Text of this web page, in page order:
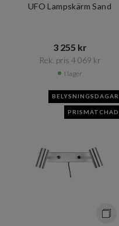
UFO Lampskärm Sand
3 255 kr​​
Rek. pris 4 069 kr​​
I lager
BELYSNINGSDAGAR
PRISMATCHAD